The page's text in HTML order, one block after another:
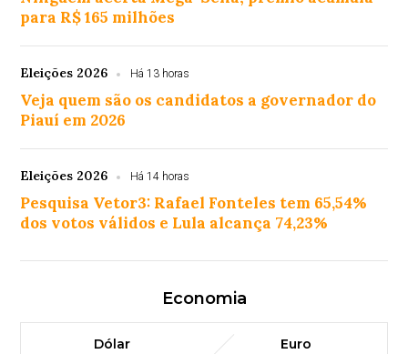
para R$ 165 milhões
Eleições 2026 Há 13 horas
Veja quem são os candidatos a governador do
Piauí em 2026
Eleições 2026 Há 14 horas
Pesquisa Vetor3: Rafael Fonteles tem 65,54%
dos votos válidos e Lula alcança 74,23%
Economia
Dólar
Euro